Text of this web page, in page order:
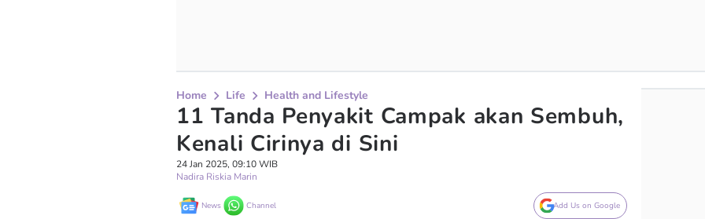
Home Life Health and Lifestyle
11 Tanda Penyakit Campak akan Sembuh,
Kenali Cirinya di Sini
24 Jan 2025, 09:10 WIB
Nadira Riskia Marin
News Channel Add Us on Google